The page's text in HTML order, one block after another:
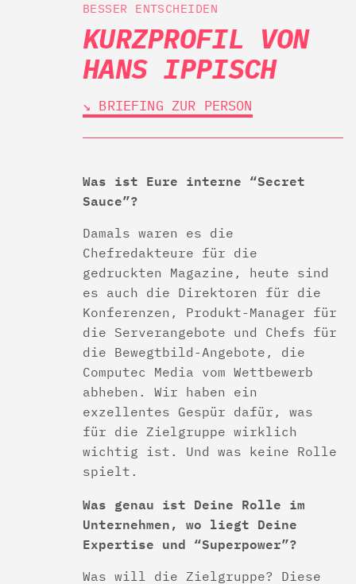
BESSER ENTSCHEIDEN
KURZPROFIL VON
HANS IPPISCH
↘︎ BRIEFING ZUR PERSON
Was ist Eure interne “Secret
Sauce”?
Damals waren es die
Chefredakteure für die
gedruckten Magazine, heute sind
es auch die Direktoren für die
Konferenzen, Produkt-Manager für
die Serverangebote und Chefs für
die Bewegtbild-Angebote, die
Computec Media vom Wettbewerb
abheben. Wir haben ein
exzellentes Gespür dafür, was
für die Zielgruppe wirklich
wichtig ist. Und was keine Rolle
spielt.
Was genau ist Deine Rolle im
Unternehmen, wo liegt Deine
Expertise und “Superpower”?
Was will die Zielgruppe? Diese